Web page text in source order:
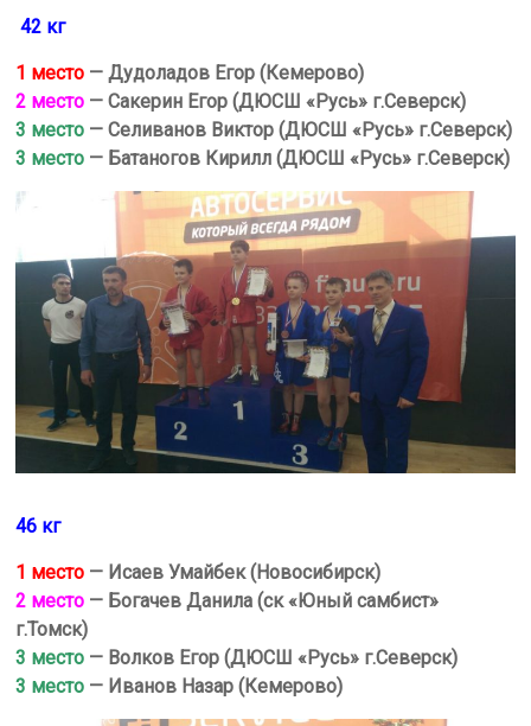
42 кг
1 место — Дудоладов Егор (Кемерово)
2 место — Сакерин Егор (ДЮСШ «Русь» г.Северск)
3 место — Селиванов Виктор (ДЮСШ «Русь» г.Северск)
3 место — Батаногов Кирилл(ДЮСШ «Русь» г.Северск)
46 кг
1 место — Исаев Умайбек (Новосибирск)
2 место — Богачев Данила (ск «Юный самбист»
г.Томск)
3 место — Волков Егор (ДЮСШ «Русь» г.Северск)
3 место — Иванов Назар(Кемерово)